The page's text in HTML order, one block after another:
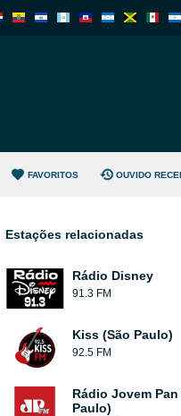
FAVORITOS OUVIDO
Estações relacionadas
Rádio Disney
91.3 FM
Kiss (São Paulo)
92.5 FM
Rádio Jovem Pan
Paulo)